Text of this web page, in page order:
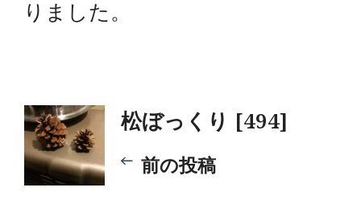
りました。
投
稿
松ぼっくり [494]
前の投稿